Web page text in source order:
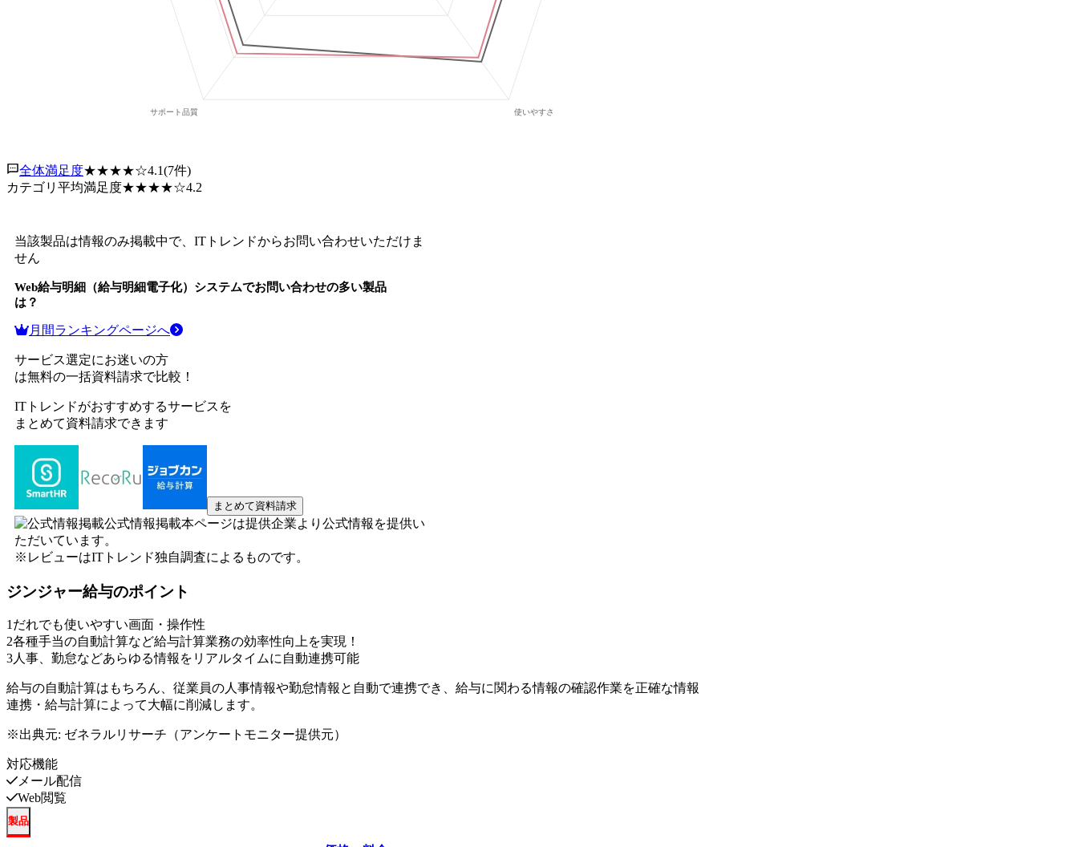
全体満足度★★★★☆4.1(7件)
カテゴリ平均満足度★★★★☆4.2
当該製品は情報のみ掲載中で、ITトレンドからお問い合わせいただけま
せん
Web給与明細（給与明細電子化）システムでお問い合わせの多い製品
は？
月間ランキングページへ
サービス選定にお迷いの方
は無料の一括資料請求で比較！
ITトレンドがおすすめするサービスを
まとめて資料請求できます
まとめて資料請求
公式情報掲載本ページは提供企業より公式情報を提供い
ただいています。
※レビューはITトレンド独自調査によるものです。
ジンジャー給与のポイント
1だれでも使いやすい画面・操作性
2各種手当の自動計算など給与計算業務の効率性向上を実現！
3人事、勤怠などあらゆる情報をリアルタイムに自動連携可能
給与の自動計算はもちろん、従業員の人事情報や勤怠情報と自動で連携でき、給与に関わる情報の確認作業を正確な情報
連携・給与計算によって大幅に削減します。
※出典元: ゼネラルリサーチ（アンケートモニター提供元）
対応機能
メール配信
Web閲覧
製品